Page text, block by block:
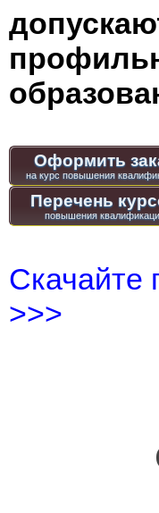
Оформить
Перечень
Скачайте
>>>